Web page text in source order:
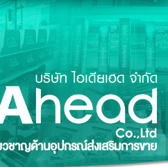
ชาญด้านอุปกรณ์ส่งเสริมการขาย